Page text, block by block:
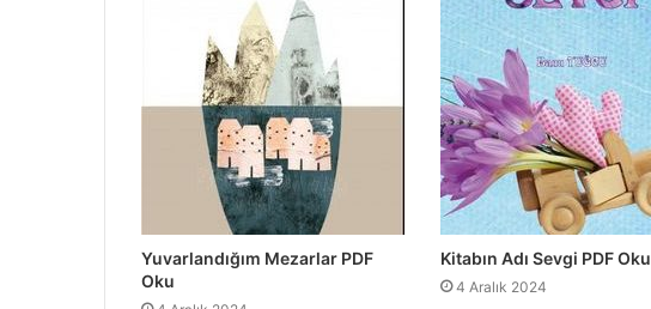
Yuvarlandığım Mezarlar PDF
Oku
Kitabın Adı Sevgi PDF Oku
4 Aralık 2024